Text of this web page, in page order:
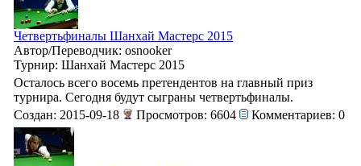
Четвертьфиналы Шанхай Мастерс 2015
Автор/Переводчик: osnooker
Турнир: Шанхай Мастерс 2015
Осталось всего восемь претендентов на главный приз
турнира. Сегодня будут сыграны четвертьфиналы.
Создан: 2015-09-18
Просмотров: 6604 Комментариев: 0